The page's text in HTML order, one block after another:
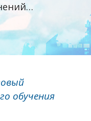
обучения